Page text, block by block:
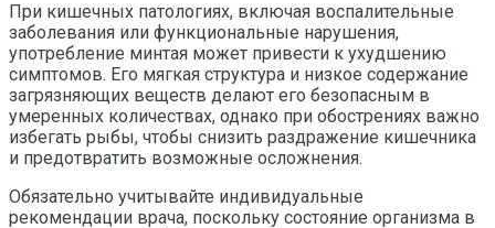
При кишечных патологиях, включая воспалительные
заболевания или функциональные нарушения,
употребление минтая может привести к ухудшению
симптомов. Его мягкая структура и низкое содержание
загрязняющих веществ делают его безопасным в
умеренных количествах, однако при обострениях важно
избегать рыбы, чтобы снизить раздражение кишечника
и предотвратить возможные осложнения.
Обязательно учитывайте индивидуальные
рекомендации врача, поскольку состояние организма в